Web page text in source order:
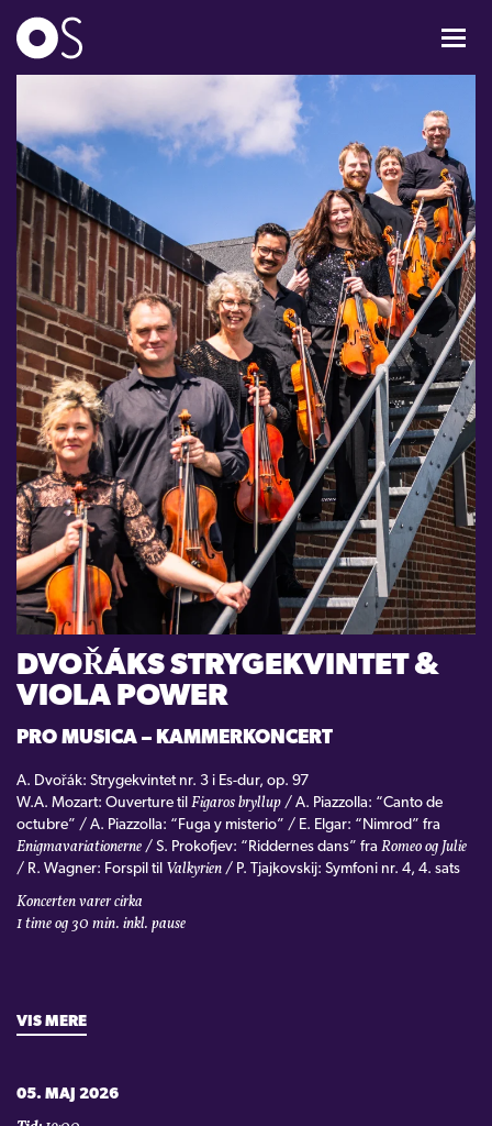
KONCERTER
MIXPAKKER
BØRN & UNGE
INFO
OM OS
GAVEKORT
CARL NIELSEN INTERNATIONAL COMPETITION
KONTAKT
LOGIN
DVOŘÁKS STRYGEKVINTET &
VIOLA POWER
PRO MUSICA – KAMMERKONCERT
A. Dvořák: Strygekvintet nr. 3 i Es-dur, op. 97
W.A. Mozart: Ouverture til Figaros bryllup / A. Piazzolla: “Canto de
octubre” / A. Piazzolla: “Fuga y misterio” / E. Elgar: “Nimrod” fra
Enigmavariationerne / S. Prokofjev: “Riddernes dans” fra Romeo og Julie
/ R. Wagner: Forspil til Valkyrien / P. Tjajkovskij: Symfoni nr. 4, 4. sats
Koncerten varer cirka
1 time og 30 min. inkl. pause
VIS MERE
05. MAJ 2026